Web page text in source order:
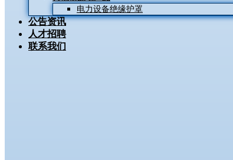
电力设备绝缘护罩
公告资讯
人才招聘
联系我们